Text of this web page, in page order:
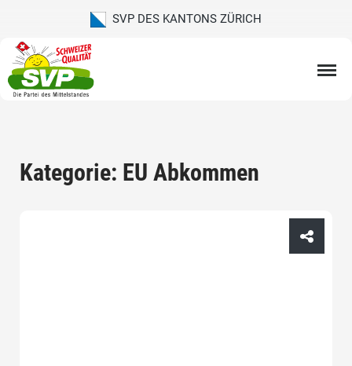
SVP DES KANTONS ZÜRICH
Kategorie: EU Abkommen